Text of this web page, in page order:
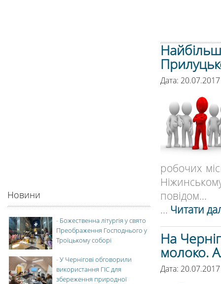
Дата:
робочих
повідом...
... Читати
На
молоко.
Дата:
Новини
- Божественна літургія у свято
Преображення Господнього у
Троїцькому соборі
-У Чернігові обговорили
використання ГІС для
збереження природної